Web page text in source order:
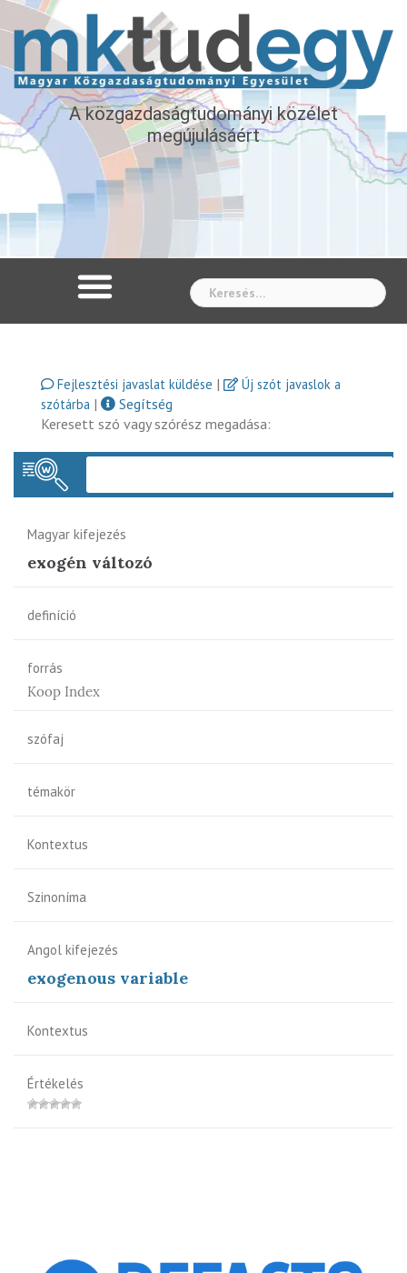
A közgazdaságtudományi közélet
megújulásáért
Fejlesztési javaslat küldése |
Új szót javaslok a
szótárba |
Segítség
Keresett szó vagy szórész megadása:
Magyar kifejezés
exogén változó
definíció
forrás
Koop Index
szófaj
témakör
Kontextus
Szinoníma
Angol kifejezés
exogenous variable
Kontextus
Értékelés